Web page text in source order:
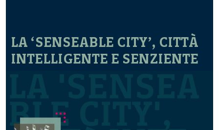
LA ‘SENSEABLE CITY’, CITTÀ
INTELLIGENTE E SENZIENTE